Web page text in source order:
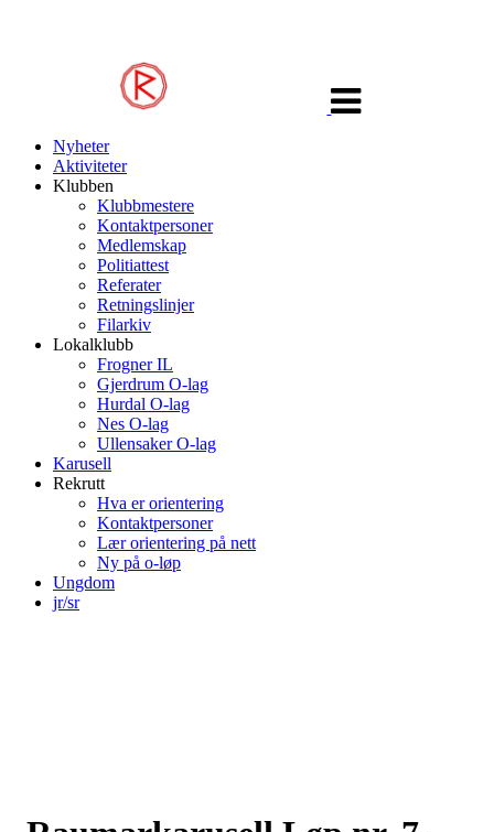
navigasjon
Nyheter
Aktiviteter
Klubben
Klubbmestere
Kontaktpersoner
Medlemskap
Politiattest
Referater
Retningslinjer
Filarkiv
Lokalklubb
Frogner IL
Gjerdrum O-lag
Hurdal O-lag
Nes O-lag
Ullensaker O-lag
Karusell
Rekrutt
Hva er orientering
Kontaktpersoner
Lær orientering på nett
Ny på o-løp
Ungdom
jr/sr